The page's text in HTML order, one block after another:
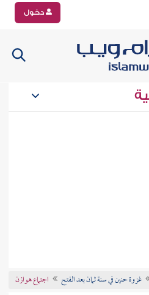
دخول
غزوة حنين في سنة ثمان بعد الفتح اجتماع هوازن